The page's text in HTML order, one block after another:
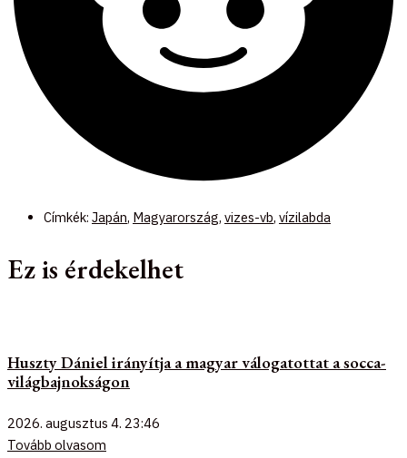
Címkék: Japán, Magyarország, vizes-vb, vízilabda
Ez is érdekelhet
Huszty Dániel irányítja a magyar válogatottat a socca-
világbajnokságon
2026. augusztus 4. 23:46
Tovább olvasom